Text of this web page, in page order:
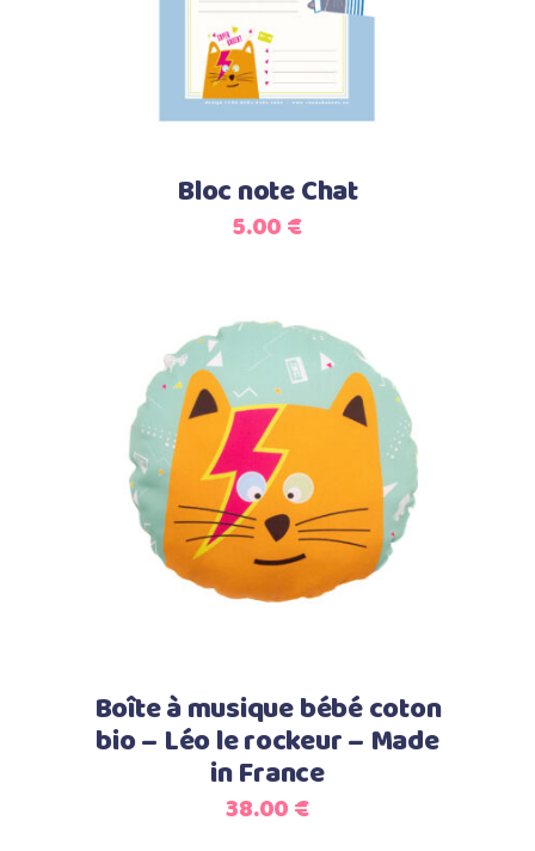
Bloc note Chat
5.00€
Select options
Boîte à musique bébé coton
bio – Léo le rockeur – Made
in France
38.00€